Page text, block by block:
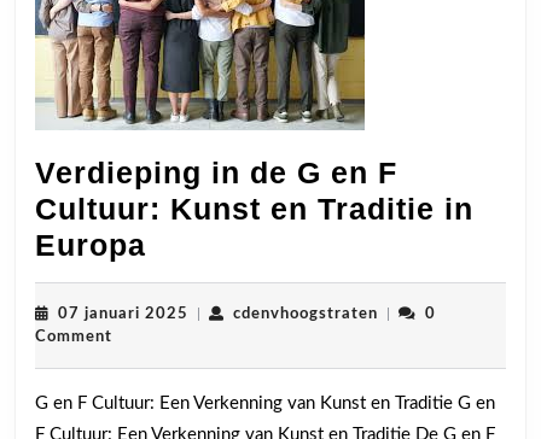
Verdieping in de G en F
Cultuur: Kunst en Traditie in
Europa
in
de
en
F
07 januari 2025 07
cdenvhoogstratencdenvhoogstraten
0
Comment
G en F Cultuur: Een Verkenning van Kunst en Traditie G en
F Cultuur: Een Verkenning van Kunst en Traditie De G en F